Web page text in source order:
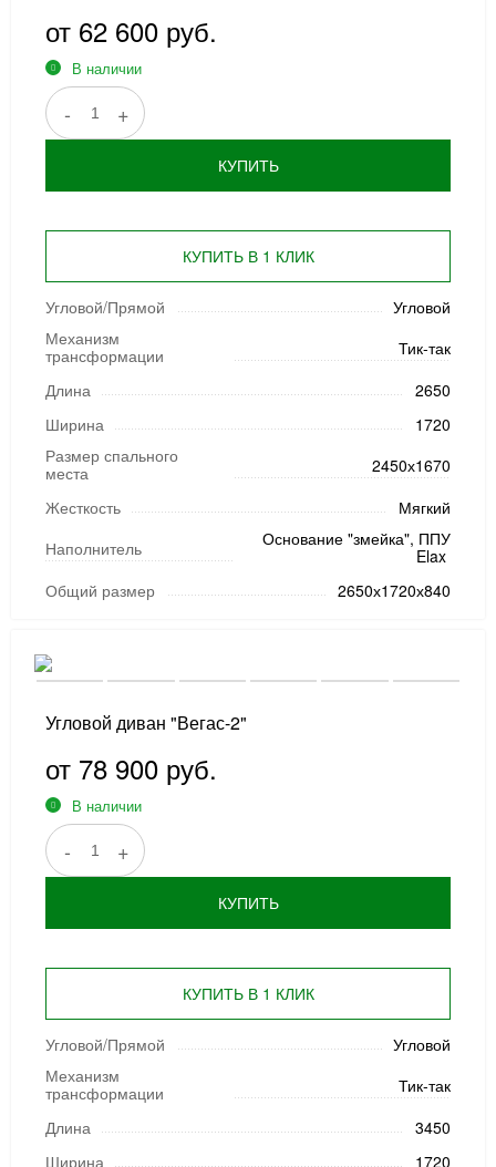
от 62 600 руб.
В наличии
- +
КУПИТЬ
КУПИТЬ В 1 КЛИК
Угловой/Прямой
Угловой
Механизм
трансформации
Тик-так
Длина
2650
Ширина
1720
Размер спального
места
2450х1670
Жесткость
Мягкий
Наполнитель
Основание "змейка", ППУ
Elax
Общий размер
2650х1720х840
Угловой диван "Вегас-2"
от 78 900 руб.
В наличии
- +
КУПИТЬ
КУПИТЬ В 1 КЛИК
Угловой/Прямой
Угловой
Механизм
трансформации
Тик-так
Длина
3450
Ширина
1720